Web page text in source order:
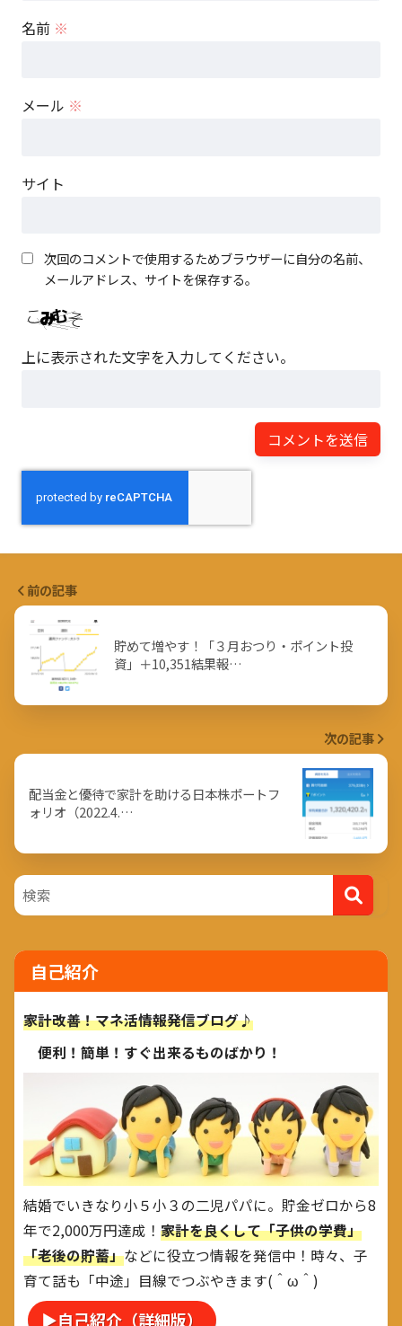
名前 ※
メール ※
サイト
次回のコメントで使用するためブラウザーに自分の名前、
メールアドレス、サイトを保存する。
上に表示された文字を入力してください。
前の記事
貯めて増やす！「３月おつり・ポイント投
資」＋10,351結果報…
次の記事
配当金と優待で家計を助ける日本株ポートフ
ォリオ（2022.4.…
自己紹介
家計改善！マネ活情報発信ブログ♪
便利！簡単！すぐ出来るものばかり！
結婚でいきなり小５小３の二児パパに。貯金ゼロから8
年で2,000万円達成！ 家計を良くして「子供の学費」
「老後の貯蓄」などに役立つ情報を発信中！時々、子
育て話も「中途」目線でつぶやきます(＾ω＾)
▶自己紹介（詳細版）